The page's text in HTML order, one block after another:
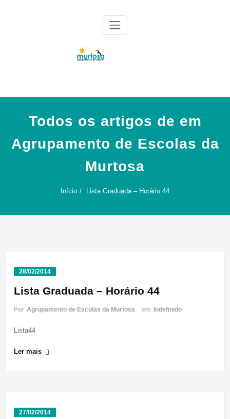
Todos os artigos de em
Agrupamento de Escolas da
Murtosa
Início Lista Graduada – Horário 44
28/02/2014
Lista Graduada – Horário 44
Por Agrupamento de Escolas da Murtosa em Indefinido
Lista44
Ler mais
27/02/2014